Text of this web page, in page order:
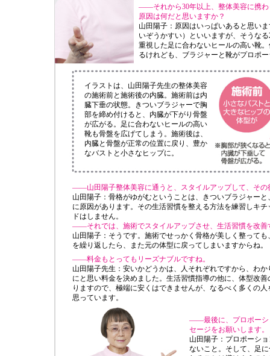
——それから30年以上、整体美容に携わ
原因は何だと思いますか？
山田陽子：原因はいっぱいあると思い
いぞうかすい）といいますが、そうな
重視した足に合わないヒールの高い靴
るけれども、ブラジャーと靴がプロポ
イラストは、山田陽子先生の整体美容
の施術前と施術後の内臓。施術前は内
臓下垂の状態。きついブラジャーで胸
部を締め付けると、内臓が下がり骨盤
が広がる。足に合わないヒールの高い
靴も骨盤を広げてしまう。施術後は、
内臓と骨盤が正常の位置に戻り、豊か
なバストと小さなヒップに。
——山田陽子整体美容に通うと、スタイルアップして、その
山田陽子：骨格がゆがむということは、きついブラジャー
に原因があります。その生活習慣を整える方法を練習しキ
ドはしません。
——それでは、施術でスタイルアップさせ、生活習慣を改善
山田陽子：そうです。施術でせっかく骨格が美しく整って
を繰り返したら、また元の体型に戻ってしまいますからね。
——料金もとってもリーズナブルですね。
山田陽子先生：安いかどうかは、人それぞれですから、わ
にと思い料金を決めました。生活習慣指導の他に、体型改
りますので、極端に安くはできませんが、 なるべく多くの
思っています。
——最後に、プロポーシ
セージをお願いします。
山田陽子：プロポーシ
ないこと。そして、足